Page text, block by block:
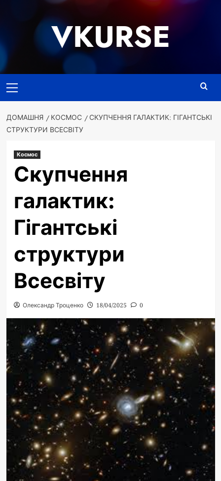
VKURSE
меню
ДОМАШНЯ КОСМОС
СКУПЧЕННЯ ГАЛАКТИК: ГІГАНТСЬКІ
СТРУКТУРИ ВСЕСВІТУ
Космос
Скупчення
галактик:
Гігантські
структури
Всесвіту
Олександр Троценко 18/04/2025 0